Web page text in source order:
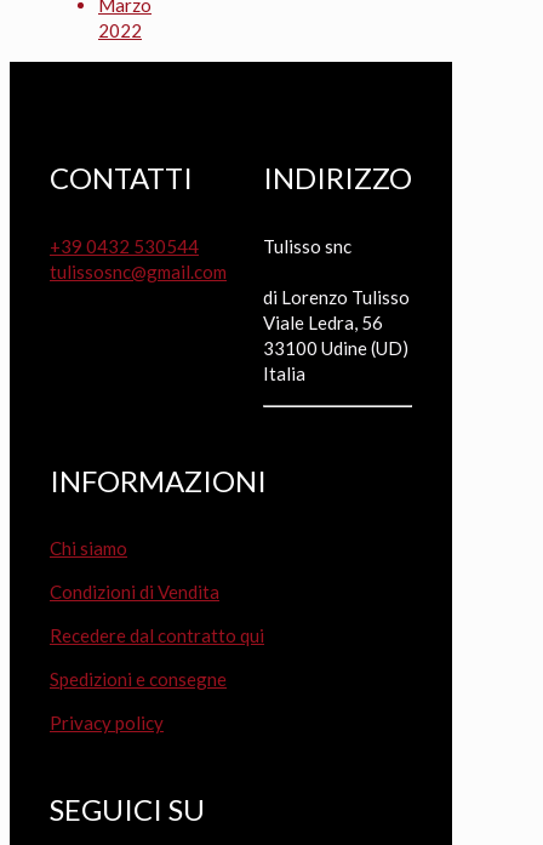
Marzo
2022
CONTATTI
+39 0432 530544
tulissosnc@gmail.com
INDIRIZZO
Tulisso snc
di Lorenzo Tulisso
Viale Ledra, 56
33100 Udine (UD)
Italia
INFORMAZIONI
Chi siamo
Condizioni di Vendita
Recedere dal contratto qui
Spedizioni e consegne
Privacy policy
SEGUICI SU